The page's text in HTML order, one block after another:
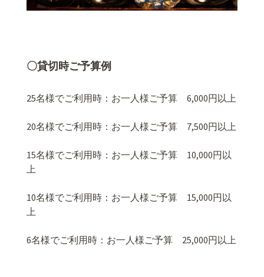
〇貸切時ご予算例
25名様でご利用時：お一人様ご予算 6,000円以上
20名様でご利用時：お一人様ご予算 7,500円以上
15名様でご利用時：お一人様ご予算 10,000円以
上
10名様でご利用時：お一人様ご予算 15,000円以
上
6名様でご利用時：お一人様ご予算 25,000円以上